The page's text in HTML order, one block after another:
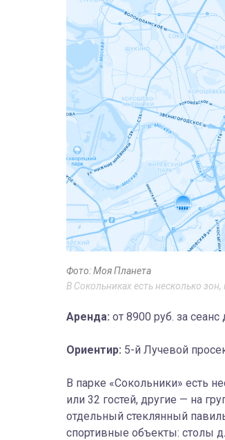
Фото: Моя Планета
В Сокольниках есть несколько
Аренда: от 8900 руб. за сеанс
Ориентир: 5-й Лучевой
В парке «Сокольники» есть
или 32 гостей, другие — на
отдельный стеклянный
спортивные объекты: столы